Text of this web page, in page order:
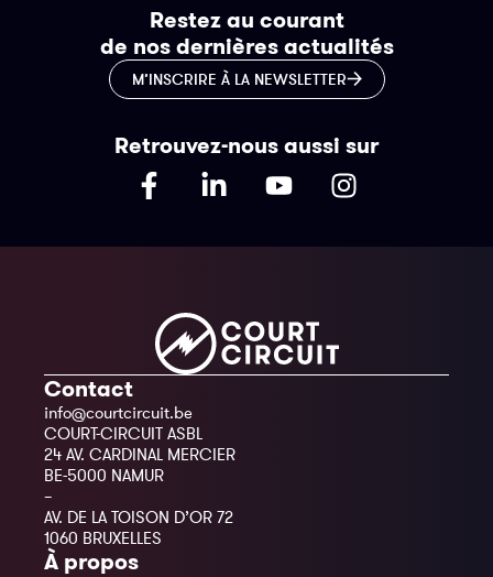
Restez au courant
de nos dernières actualités
M’INSCRIRE À LA NEWSLETTER
Retrouvez-nous aussi sur
Contact
info@courtcircuit.be
COURT-CIRCUIT ASBL
24 AV. CARDINAL MERCIER
BE-5000 NAMUR
–
AV. DE LA TOISON D’OR 72
1060 BRUXELLES
À propos